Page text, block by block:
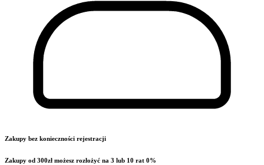
Zakupy bez konieczności rejestracji
Zakupy od 300zł możesz rozłożyć na 3 lub 10 rat 0%